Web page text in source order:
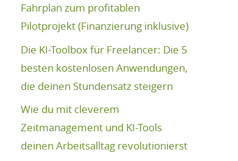
Fahrplan zum profitablen
Pilotprojekt (Finanzierung inklusive)
Die KI-Toolbox für Freelancer: Die 5
besten kostenlosen Anwendungen,
die deinen Stundensatz steigern
Wie du mit cleverem
Zeitmanagement und KI-Tools
deinen Arbeitsalltag revolutionierst